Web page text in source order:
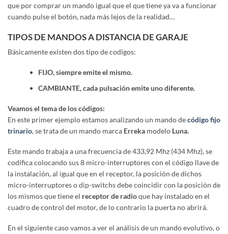
que por comprar un mando igual que el que tiene ya va a funcionar
cuando pulse el botón, nada más lejos de la realidad…
TIPOS DE MANDOS A DISTANCIA DE GARAJE
Básicamente existen dos tipo de codigos:
FIJO, siempre emite el mismo.
CAMBIANTE, cada pulsación emite uno diferente.
Veamos el tema de los códigos:
En este primer ejemplo estamos analizando un mando decódigo fijo
trinario, se trata de un mando marca Erreka modelo Luna.
Este mando trabaja a una frecuencia de 433,92 Mhz (434 Mhz), se
codifica colocando sus 8 micro-interruptores con el código llave de
la instalación, al igual que en el receptor, la posición de dichos
micro-interruptores o dip-switchs debe coincidir con la posición de
los mismos que tiene el receptor de radioque hay instalado en el
cuadro de control del motor, de lo contrario la puerta no abrirá.
En el siguiente caso vamos a ver el análisis de un mando evolutivo, o